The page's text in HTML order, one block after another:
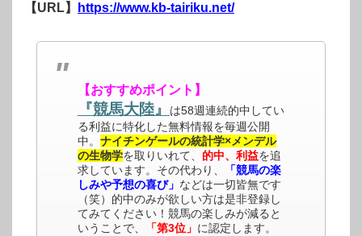
【URL】
https://www.kb-tairiku.net/
【おすすめポイント】
『競馬大陸』
は58週連続的中してい
る利益に特化した無料情報を毎週公開
中。 ナイチンゲールの統計学×メンデル
の生物学を取りいれて、 的中、利益を追
求しています。その代わり、
「競馬の楽
しみや予想の喜び」 などは一切皆無です
（笑）的中のみが欲しい方は是非登録し
てみてください！競馬の楽しみが減ると
いうことで、
「第3位」 に認定します。